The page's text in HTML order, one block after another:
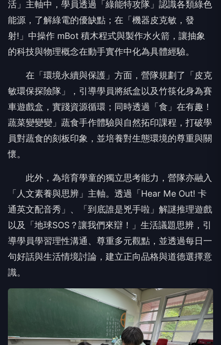
能源，了解綠電的優缺點；在「機器皮克敏，發
射!」中操作 mBot 積木程式與製作水火箭，讓抽象
的科技與物理概念在動手實作中化為具體經驗。
在「環境永續與保護」方面，營隊規劃了「皮克
敏環保探險隊」，引導學員將紙盒以及竹筷化身為賽
車遊戲盒，實踐資源循環；同時透過「食」在有趣！
蔬菜變變變」蔬食手作體驗與自然拓印課程，打破學
員對蔬食的刻板印象，並培養對生態環境的尊重與關
懷。
此外，為培育學童的獨立思考能力，營隊亦融入
「人文素養與思辨」主軸。透過「Hear Me Out! 卡
通英文配音秀」、「到底誰是兇手啦」解謎推理遊戲
以及「地球SOS？讓我們來辯！」生活議題思辨，引
導學員學習理性溝通、尊重多元觀點，並透過每日一
句好話與生活情境討論，建立正向品格與道德選擇意
識。